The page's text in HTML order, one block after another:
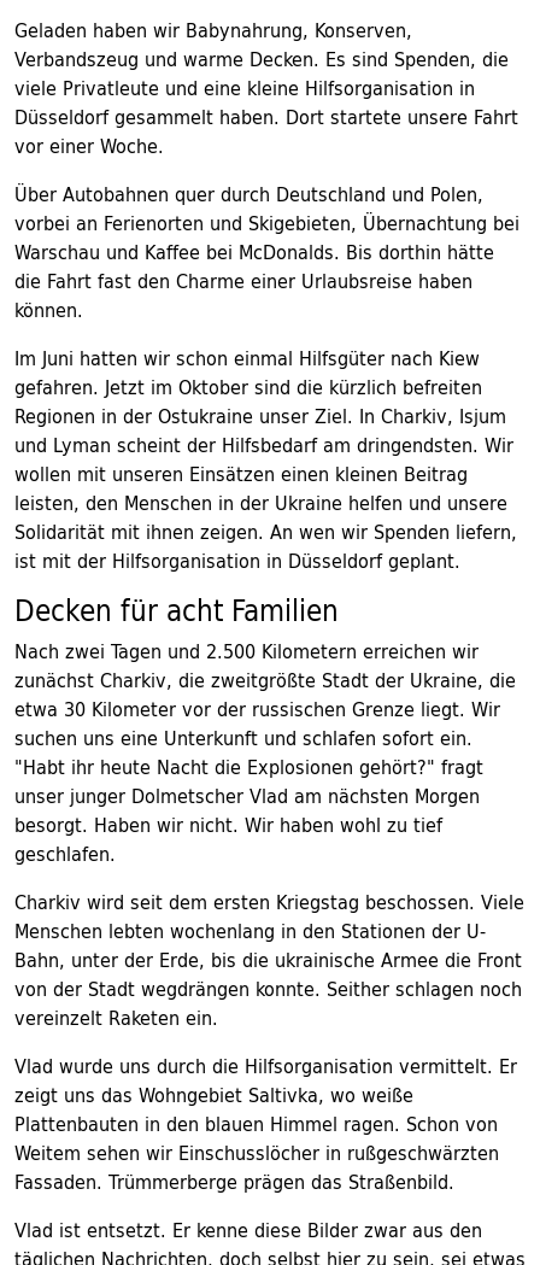
Geladen haben wir Babynahrung, Konserven,
Verbandszeug und warme Decken. Es sind Spenden, die
viele Privatleute und eine kleine Hilfsorganisation in
Düsseldorf gesammelt haben. Dort startete unsere Fahrt
vor einer Woche.
Über Autobahnen quer durch Deutschland und Polen,
vorbei an Ferienorten und Skigebieten, Übernachtung bei
Warschau und Kaffee bei McDonalds. Bis dorthin hätte
die Fahrt fast den Charme einer Urlaubsreise haben
können.
Im Juni hatten wir schon einmal Hilfsgüter nach Kiew
gefahren. Jetzt im Oktober sind die kürzlich befreiten
Regionen in der Ostukraine unser Ziel. In Charkiv, Isjum
und Lyman scheint der Hilfsbedarf am dringendsten. Wir
wollen mit unseren Einsätzen einen kleinen Beitrag
leisten, den Menschen in der Ukraine helfen und unsere
Solidarität mit ihnen zeigen. An wen wir Spenden liefern,
ist mit der Hilfsorganisation in Düsseldorf geplant.
Decken für acht Familien
Nach zwei Tagen und 2.500 Kilometern erreichen wir
zunächst Charkiv, die zweitgrößte Stadt der Ukraine, die
etwa 30 Kilometer vor der russischen Grenze liegt. Wir
suchen uns eine Unterkunft und schlafen sofort ein.
"Habt ihr heute Nacht die Explosionen gehört?" fragt
unser junger Dolmetscher Vlad am nächsten Morgen
besorgt. Haben wir nicht. Wir haben wohl zu tief
geschlafen.
Charkiv wird seit dem ersten Kriegstag beschossen. Viele
Menschen lebten wochenlang in den Stationen der U-
Bahn, unter der Erde, bis die ukrainische Armee die Front
von der Stadt wegdrängen konnte. Seither schlagen noch
vereinzelt Raketen ein.
Vlad wurde uns durch die Hilfsorganisation vermittelt. Er
zeigt uns das Wohngebiet Saltivka, wo weiße
Plattenbauten in den blauen Himmel ragen. Schon von
Weitem sehen wir Einschusslöcher in rußgeschwärzten
Fassaden. Trümmerberge prägen das Straßenbild.
Vlad ist entsetzt. Er kenne diese Bilder zwar aus den